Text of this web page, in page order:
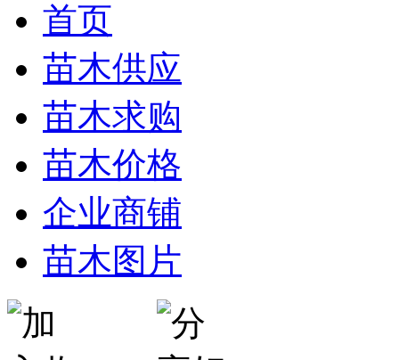
首页
苗木供应
苗木求购
苗木价格
企业商铺
苗木图片